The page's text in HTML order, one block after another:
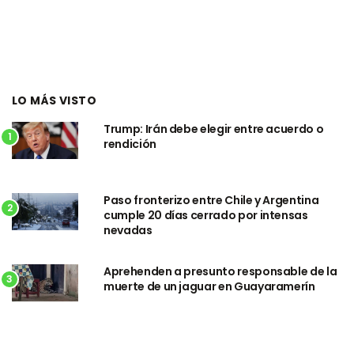
LO MÁS VISTO
1
Trump: Irán debe elegir entre acuerdo o
rendición
2
Paso fronterizo entre Chile y Argentina
cumple 20 días cerrado por intensas
nevadas
3
Aprehenden a presunto responsable de la
muerte de un jaguar en Guayaramerín